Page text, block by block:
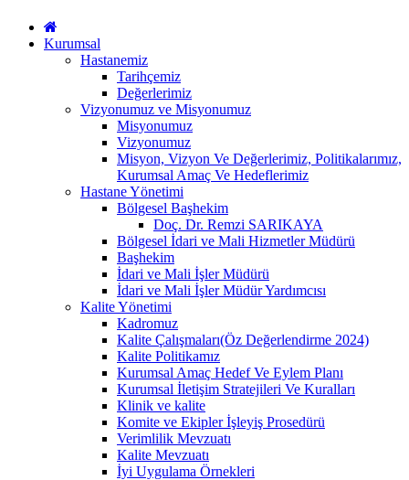
Kurumsal
Hastanemiz
Tarihçemiz
Değerlerimiz
Vizyonumuz ve Misyonumuz
Misyonumuz
Vizyonumuz
Misyon, Vizyon Ve Değerlerimiz, Politikalarımız,
Kurumsal Amaç Ve Hedeflerimiz
Hastane Yönetimi
Bölgesel Başhekim
Doç. Dr. Remzi SARIKAYA
Bölgesel İdari ve Mali Hizmetler Müdürü
Başhekim
İdari ve Mali İşler Müdürü
İdari ve Mali İşler Müdür Yardımcısı
Kalite Yönetimi
Kadromuz
Kalite Çalışmaları(Öz Değerlendirme 2024)
Kalite Politikamız
Kurumsal Amaç Hedef Ve Eylem Planı
Kurumsal İletişim Stratejileri Ve Kuralları
Klinik ve kalite
Komite ve Ekipler İşleyiş Prosedürü
Verimlilik Mevzuatı
Kalite Mevzuatı
İyi Uygulama Örnekleri